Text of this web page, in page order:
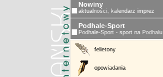
Nowiny
aktualności, kalendarz imprez
Podhale-Sport
Podhale-Sport - sport na Podhalu
felietony
opowiadania